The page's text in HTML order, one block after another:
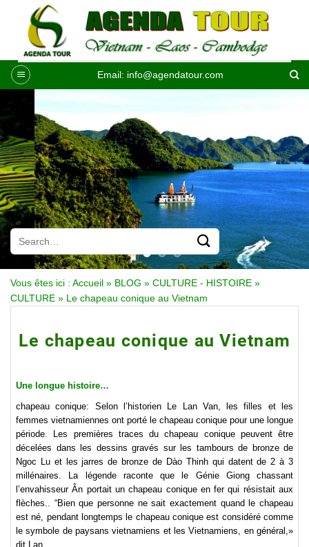
contenu
Email: info@agendatour.com
Vous êtes ici : Accueil » BLOG » CULTURE - HISTOIRE »
CULTURE » Le chapeau conique au Vietnam
Le chapeau conique au Vietnam
Une longue histoire…
chapeau conique: Selon l’historien Le Lan Van, les filles et les
femmes vietnamiennes ont porté le chapeau conique pour une longue
période. Les premières traces du chapeau conique peuvent être
décelées dans les dessins gravés sur les tambours de bronze de
Ngoc Lu et les jarres de bronze de Dào Thinh qui datent de 2 à 3
millénaires. La légende raconte que le Génie Giong chassant
l’envahisseur Ân portait un chapeau conique en fer qui résistait aux
flèches.. “Bien que personne ne sait exactement quand le chapeau
est né, pendant longtemps le chapeau conique est considéré comme
le symbole de paysans vietnamiens et les Vietnamiens, en général,»
dit Lan.